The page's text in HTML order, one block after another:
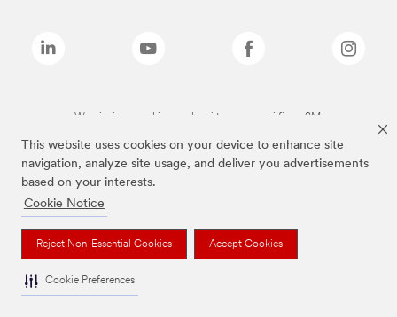
This website uses cookies on your device to enhance site
navigation, analyze site usage, and deliver you advertisements
based on your interests.
Cookie Notice
Reject Non-Essential Cookies Accept Cookies
Cookie Preferences
Wymienione marki są znakami towarowymi firmy 3M.